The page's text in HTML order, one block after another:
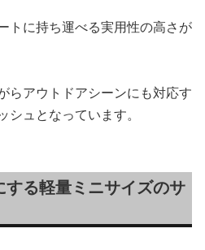
トに持ち運べる実用性の高さが
らアウトドアシーンにも対応す
ュとなっています。
る軽量ミニサイズのサ